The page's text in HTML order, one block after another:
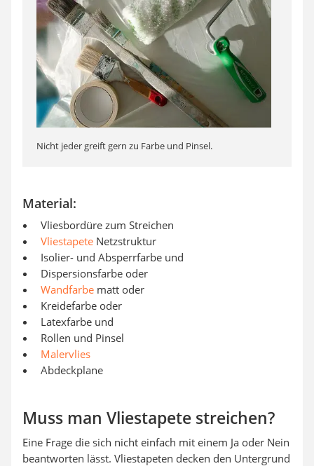
Nicht jeder greift gern zu Farbe und Pinsel.
Material:
Vliesbordüre zum Streichen
Vliestapete Netzstruktur
Isolier- und Absperrfarbe und
Dispersionsfarbe oder
Wandfarbe matt oder
Kreidefarbe oder
Latexfarbe und
Rollen und Pinsel
Malervlies
Abdeckplane
Muss man Vliestapete streichen?
Eine Frage die sich nicht einfach mit einem Ja oder Nein
beantworten lässt. Vliestapeten decken den Untergrund